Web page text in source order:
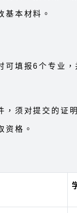
基本材料。
填报6个专业，
须对提交的证
资格。